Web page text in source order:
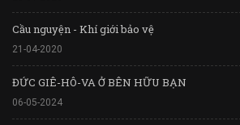
Cầu nguyện - Khí giới bảo vệ
21-04-2020
ĐỨC GIÊ-HÔ-VA Ở BÊN HỮU BẠN
06-05-2024